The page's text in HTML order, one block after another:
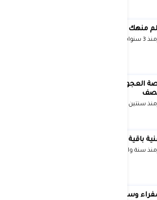
منهك للشاعرة رانيا فخري موسى
منذ 3 سنوات
العجول الحمراء والانتظار عاما
منذ سنتين
باقية ياغزة غناء الفنان حاتم نجيب
منذ سنة واحدة
وسياسيون وقادة وكتّاب عرب